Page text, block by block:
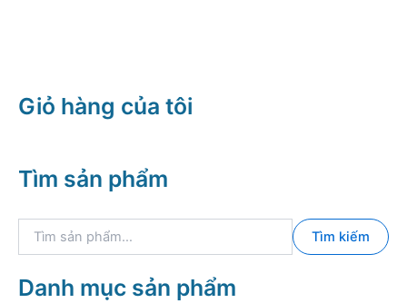
Giỏ hàng của tôi
Tìm sản phẩm
k
i
Tìm kiếm
Danh mục sản phẩm